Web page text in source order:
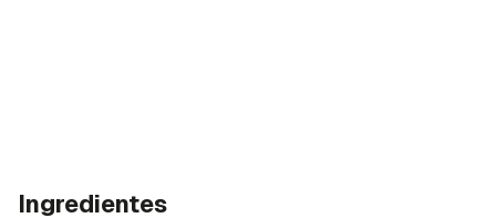
Ingredientes